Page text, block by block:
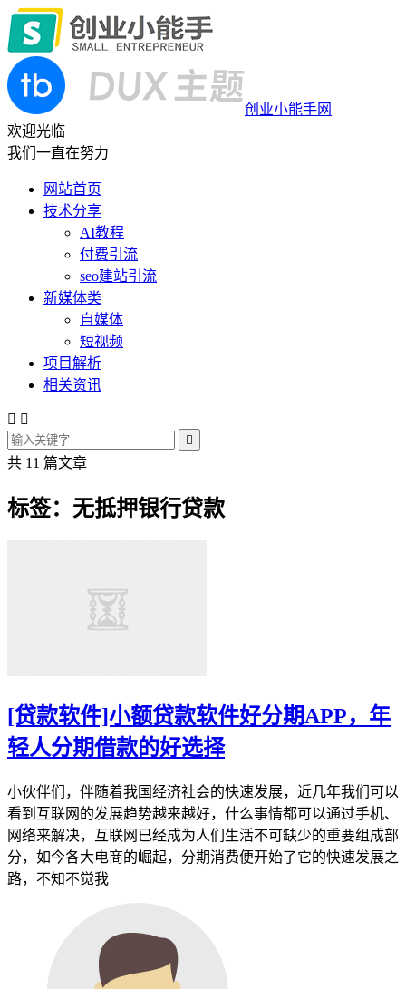
创业小能手网
欢迎光临
我们一直在努力
网站首页
技术分享
AI教程
付费引流
seo建站引流
新媒体类
自媒体
短视频
项目解析
相关资讯
 

共 11 篇文章
标签：无抵押银行贷款
[贷款软件]小额贷款软件好分期APP，年
轻人分期借款的好选择
小伙伴们，伴随着我国经济社会的快速发展，近几年我们可以
看到互联网的发展趋势越来越好，什么事情都可以通过手机、
网络来解决，互联网已经成为人们生活不可缺少的重要组成部
分，如今各大电商的崛起，分期消费便开始了它的快速发展之
路，不知不觉我